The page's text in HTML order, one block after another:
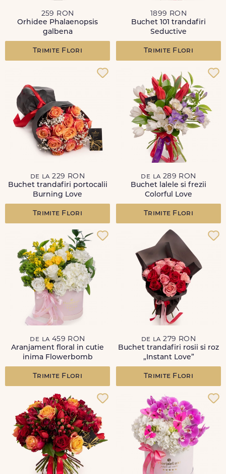
259 RON
Orhidee Phalaenopsis
galbena
Trimite Flori
1899 RON
Buchet 101 trandafiri
Seductive
Trimite Flori
de la 229 RON
Buchet trandafiri portocalii
Burning Love
Trimite Flori
de la 289 RON
Buchet lalele si frezii
Colorful Love
Trimite Flori
de la 459 RON
Aranjament floral in cutie
inima Flowerbomb
Trimite Flori
de la 279 RON
Buchet trandafiri rosii si roz
„Instant Love”
Trimite Flori